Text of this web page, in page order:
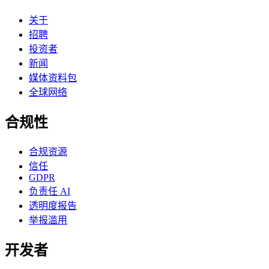
关于
招聘
投资者
新闻
媒体资料包
全球网络
合规性
合规资源
信任
GDPR
负责任 AI
透明度报告
举报滥用
开发者